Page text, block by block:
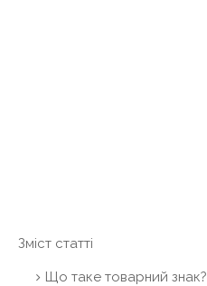
Зміст статті
Що таке товарний знак?